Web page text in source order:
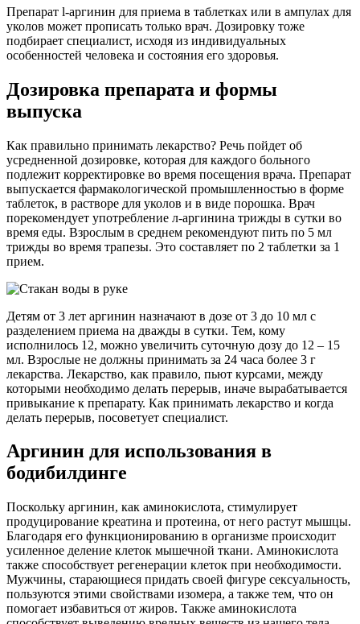
Препарат l-аргинин для приема в таблетках или в ампулах для
уколов может прописать только врач. Дозировку тоже
подбирает специалист, исходя из индивидуальных
особенностей человека и состояния его здоровья.
Дозировка препарата и формы
выпуска
Как правильно принимать лекарство? Речь пойдет об
усредненной дозировке, которая для каждого больного
подлежит корректировке во время посещения врача. Препарат
выпускается фармакологической промышленностью в форме
таблеток, в растворе для уколов и в виде порошка. Врач
порекомендует употребление л-аргинина трижды в сутки во
время еды. Взрослым в среднем рекомендуют пить по 5 мл
трижды во время трапезы. Это составляет по 2 таблетки за 1
прием.
Детям от 3 лет аргинин назначают в дозе от 3 до 10 мл с
разделением приема на дважды в сутки. Тем, кому
исполнилось 12, можно увеличить суточную дозу до 12 – 15
мл. Взрослые не должны принимать за 24 часа более 3 г
лекарства. Лекарство, как правило, пьют курсами, между
которыми необходимо делать перерыв, иначе вырабатывается
привыкание к препарату. Как принимать лекарство и когда
делать перерыв, посоветует специалист.
Аргинин для использования в
бодибилдинге
Поскольку аргинин, как аминокислота, стимулирует
продуцирование креатина и протеина, от него растут мышцы.
Благодаря его функционированию в организме происходит
усиленное деление клеток мышечной ткани. Аминокислота
также способствует регенерации клеток при необходимости.
Мужчины, старающиеся придать своей фигуре сексуальность,
пользуются этими свойствами изомера, а также тем, что он
помогает избавиться от жиров. Также аминокислота